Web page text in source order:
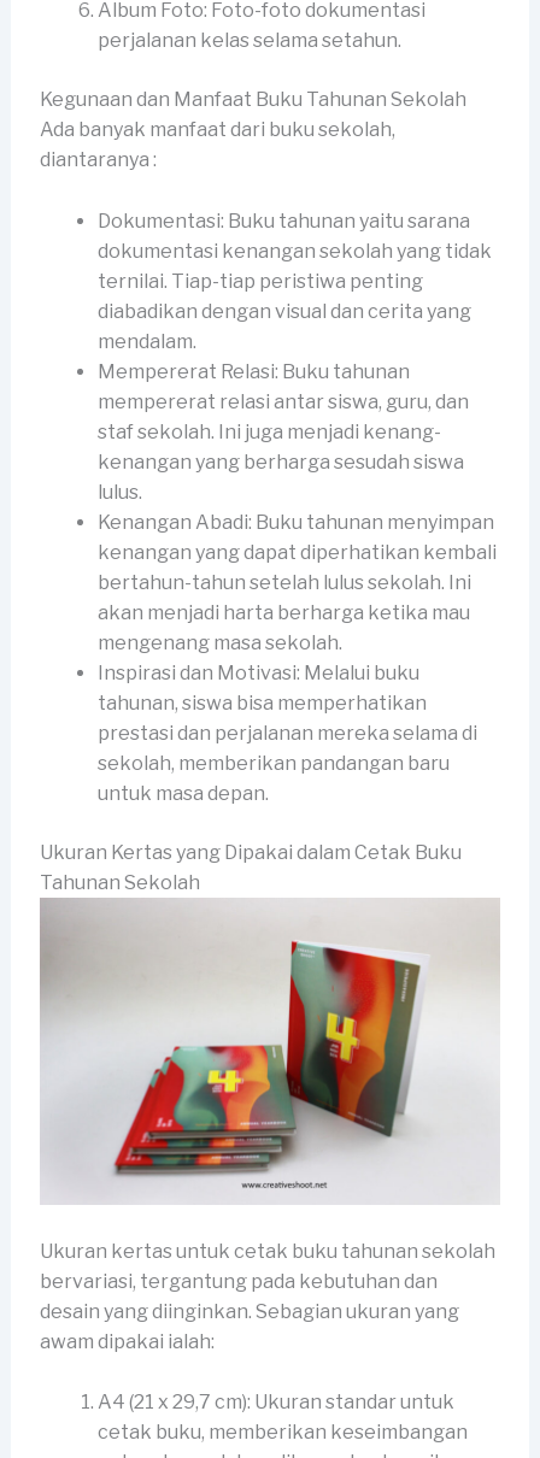
Album Foto: Foto-foto dokumentasi
perjalanan kelas selama setahun.
Kegunaan dan Manfaat Buku Tahunan Sekolah
Ada banyak manfaat dari buku sekolah,
diantaranya :
Dokumentasi: Buku tahunan yaitu sarana
dokumentasi kenangan sekolah yang tidak
ternilai. Tiap-tiap peristiwa penting
diabadikan dengan visual dan cerita yang
mendalam.
Mempererat Relasi: Buku tahunan
mempererat relasi antar siswa, guru, dan
staf sekolah. Ini juga menjadi kenang-
kenangan yang berharga sesudah siswa
lulus.
Kenangan Abadi: Buku tahunan menyimpan
kenangan yang dapat diperhatikan kembali
bertahun-tahun setelah lulus sekolah. Ini
akan menjadi harta berharga ketika mau
mengenang masa sekolah.
Inspirasi dan Motivasi: Melalui buku
tahunan, siswa bisa memperhatikan
prestasi dan perjalanan mereka selama di
sekolah, memberikan pandangan baru
untuk masa depan.
Ukuran Kertas yang Dipakai dalam Cetak Buku
Tahunan Sekolah
Ukuran kertas untuk cetak buku tahunan sekolah
bervariasi, tergantung pada kebutuhan dan
desain yang diinginkan. Sebagian ukuran yang
awam dipakai ialah:
A4 (21 x 29,7 cm): Ukuran standar untuk
cetak buku, memberikan keseimbangan